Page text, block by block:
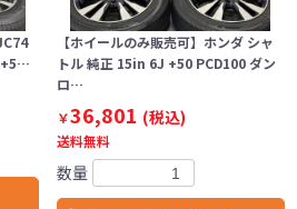
+5…
【ホイールのみ販売可】ホンダ シャ
トル 純正 15in 6J +50 PCD100 ダン
ロ…
￥36,801 (税込)
送料無料
数量